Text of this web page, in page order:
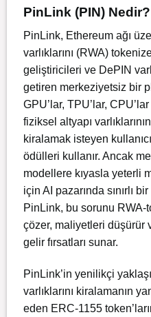
PinLink (PIN) Nedir?
PinLink, Ethereum ağı
varlıklarını (RWA)
geliştiricileri ve DePIN
getiren merkeziyetsiz bir
GPU’lar, TPU’lar,
fiziksel altyapı
kiralamak isteyen
ödülleri kullanır. Ancak
modellere kıyasla yeterli
için AI pazarında sınırlı
PinLink, bu sorunu
çözer, maliyetleri düşürür
gelir fırsatları sunar.
PinLink’in yenilikçi
varlıklarını kiralamanın
eden ERC-1155